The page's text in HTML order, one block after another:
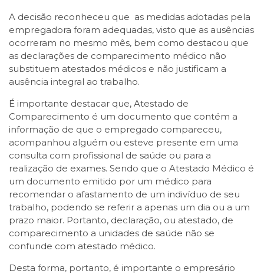
A decisão reconheceu que as medidas adotadas pela
empregadora foram adequadas, visto que as ausências
ocorreram no mesmo mês, bem como destacou que
as declarações de comparecimento médico não
substituem atestados médicos e não justificam a
ausência integral ao trabalho.
É importante destacar que, Atestado de
Comparecimento é um documento que contém a
informação de que o empregado compareceu,
acompanhou alguém ou esteve presente em uma
consulta com profissional de saúde ou para a
realização de exames. Sendo que o Atestado Médico é
um documento emitido por um médico para
recomendar o afastamento de um indivíduo de seu
trabalho, podendo se referir a apenas um dia ou a um
prazo maior. Portanto, declaração, ou atestado, de
comparecimento a unidades de saúde não se
confunde com atestado médico.
Desta forma, portanto, é importante o empresário